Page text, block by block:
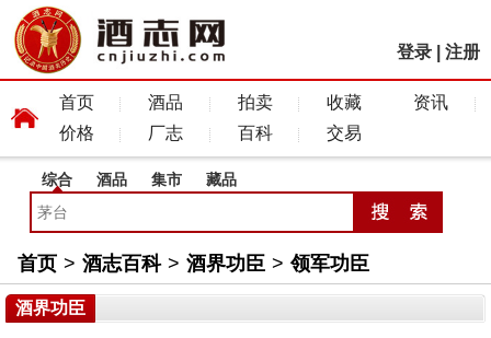
登录 注册
首页 酒品 拍卖 收藏
资讯
价格
厂志 百科 交易
综合 酒品 集市 藏品
首页 > 酒志百科 > 酒界功臣 > 领军功臣
酒界功臣